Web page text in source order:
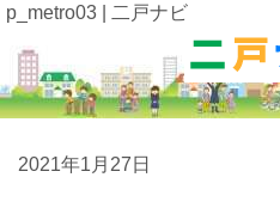
p_metro03 | 二戸ナビ
2021年1月27日